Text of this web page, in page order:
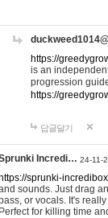
https://
is an
progression
https://
답글달기
Incredi… 24-11-
https://sprunki-
sounds. Just drag
bass, or vocals. It's
Perfect for killing time